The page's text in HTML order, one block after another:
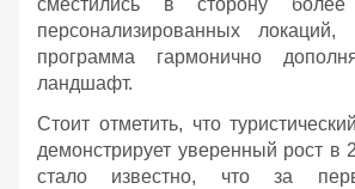
сместились в сторону
персонализированных локаций,
программа гармонично
ландшафт.
Стоит отметить, что
демонстрирует уверенный рост в
стало известно, что за